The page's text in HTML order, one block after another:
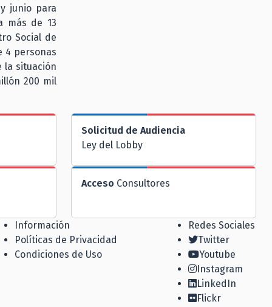
junio para
más de 13
Social de
4 personas
la situación
200 mil
Solicitud de Audiencia
Ley del Lobby
Acceso Consultores
Información
Políticas de Privacidad
Condiciones de Uso
Redes Sociales
Twitter
Youtube
Instagram
LinkedIn
Flickr